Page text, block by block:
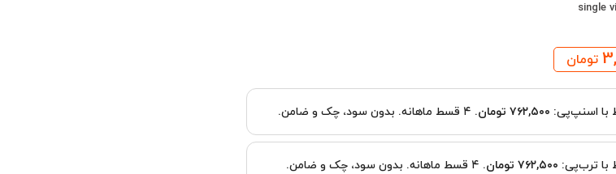
single
تومان
با اسنپ‌پی: ۷۶۲,۵۰۰ تومان . ۴ قسط ماهانه. بدون سود، چک و ضامن.
ترب‌پی: ۷۶۲,۵۰۰ تومان . ۴ قسط ماهانه. بدون سود، چک و ضامن.